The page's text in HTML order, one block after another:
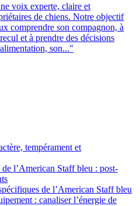
voix experte, claire et
de chiens. Notre objectif
comprendre son compagnon, à
et à prendre des décisions
son..."
tempérament et
l’American Staff bleu : post-
de l’American Staff bleu
: canaliser l’énergie de